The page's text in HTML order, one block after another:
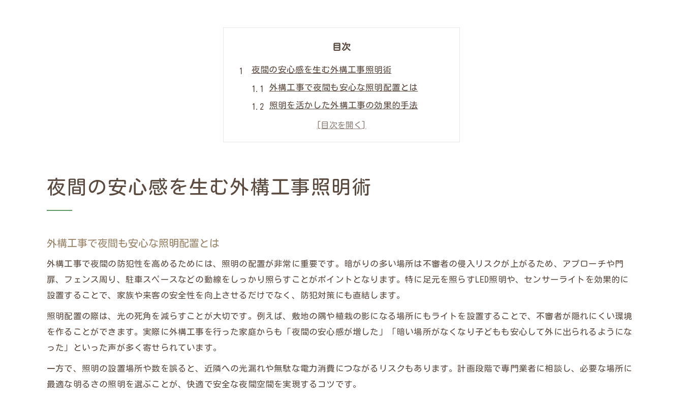
目次
夜間の安心感を生む外構工事照明術
外構工事で夜間も安心な照明配置とは
照明を活かした外構工事の効果的手法
防犯に役立つ外構工事照明の選び方
外構工事で快適な夜間空間を実現するコツ
防犯も叶える外構工事の照明活用法
外構工事で防犯性を強化する照明の選定法
照明を味方にした外構工事の防犯対策
暮らし守るための外構工事照明ポイント
外構工事で暮らしを守る照明の役割とは
防犯を意識した外構工事照明の工夫例
外構工事照明で快適な生活を実現する方法
外構工事で安心感を得る照明の選び方
照明設計が高める外構工事の防犯効果
夜間の安心感を生む外構工事照明術
外構工事で夜間も安心な照明配置とは
外構工事で夜間の防犯性を高めるためには、照明の配置が非常に重要です。暗がりの多い場所は不審者の侵入リスクが上がるため、アプローチや門
扉、フェンス周り、駐車スペースなどの動線をしっかり照らすことがポイントとなります。特に足元を照らすLED照明や、センサーライトを効果的に
設置することで、家族や来客の安全性を向上させるだけでなく、防犯対策にも直結します。
照明配置の際は、光の死角を減らすことが大切です。例えば、敷地の隅や植栽の影になる場所にもライトを設置することで、不審者が隠れにくい環境
を作ることができます。実際に外構工事を行った家庭からも「夜間の安心感が増した」「暗い場所がなくなり子どもも安心して外に出られるようにな
った」といった声が多く寄せられています。
一方で、照明の設置場所や数を誤ると、近隣への光漏れや無駄な電力消費につながるリスクもあります。計画段階で専門業者に相談し、必要な場所に
最適な明るさの照明を選ぶことが、快適で安全な夜間空間を実現するコツです。